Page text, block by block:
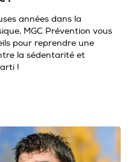
années dans la
MGC Prévention vous
pour reprendre une
la sédentarité et
!